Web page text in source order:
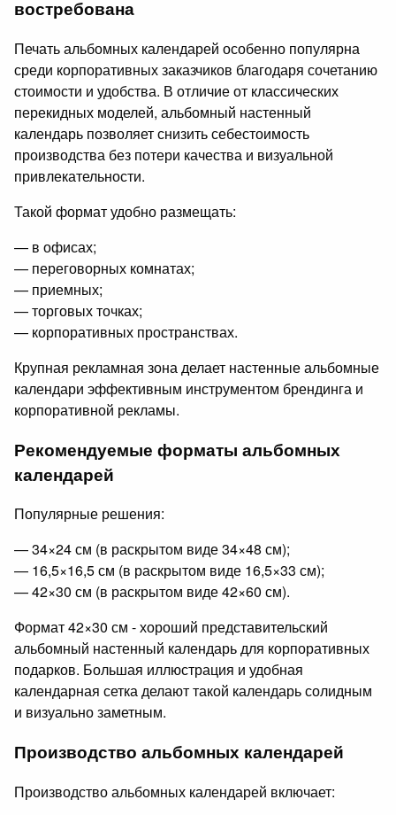
востребована
Печать альбомных календарей особенно популярна
среди корпоративных заказчиков благодаря сочетанию
стоимости и удобства. В отличие от классических
перекидных моделей, альбомный настенный
календарь позволяет снизить себестоимость
производства без потери качества и визуальной
привлекательности.
Такой формат удобно размещать:
— в офисах;
— переговорных комнатах;
— приемных;
— торговых точках;
— корпоративных пространствах.
Крупная рекламная зона делает настенные альбомные
календари эффективным инструментом брендинга и
корпоративной рекламы.
Рекомендуемые форматы альбомных
календарей
Популярные решения:
— 34×24 см (в раскрытом виде 34×48 см);
— 16,5×16,5 см (в раскрытом виде 16,5×33 см);
— 42×30 см (в раскрытом виде 42×60 см).
Формат 42×30 см - хороший представительский
альбомный настенный календарь для корпоративных
подарков. Большая иллюстрация и удобная
календарная сетка делают такой календарь солидным
и визуально заметным.
Производство альбомных календарей
Производство альбомных календарей включает: